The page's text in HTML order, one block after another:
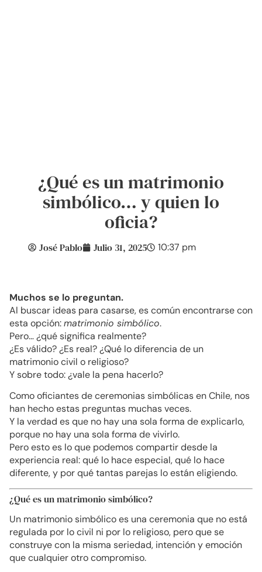
¿Qué es un matrimonio
simbólico… y quien lo
oficia?
José Pablo Julio 31, 2025 10:37 pm
Muchos se lo preguntan.
Al buscar ideas para casarse, es común encontrarse con
esta opción:matrimonio simbólico.
Pero… ¿qué significa realmente?
¿Es válido? ¿Es real? ¿Qué lo diferencia de un
matrimonio civil o religioso?
Y sobre todo: ¿vale la pena hacerlo?
Como oficiantes de ceremonias simbólicas en Chile, nos
han hecho estas preguntas muchas veces.
Y la verdad es que no hay una sola forma de explicarlo,
porque no hay una sola forma de vivirlo.
Pero esto es lo que podemos compartir desde la
experiencia real: qué lo hace especial, qué lo hace
diferente, y por qué tantas parejas lo están eligiendo.
¿Qué es un matrimonio simbólico?
Un matrimonio simbólico es una ceremonia que no está
regulada por lo civil ni por lo religioso, pero que se
construye con la misma seriedad, intención y emoción
que cualquier otro compromiso.